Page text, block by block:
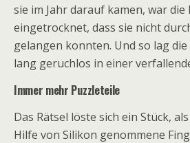
sie im Jahr darauf kamen, war die
eingetrocknet, dass sie nicht
gelangen konnten. Und so lag
lang geruchlos in einer
Immer mehr Puzzleteile
Das Rätsel löste sich ein Stück,
Hilfe von Silikon genommene